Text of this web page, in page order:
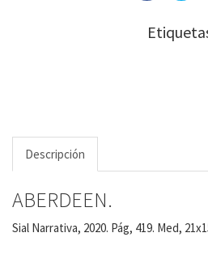
Descripción
ABERDEEN.
Sial Narrativa, 2020. Pág, 419. Med,